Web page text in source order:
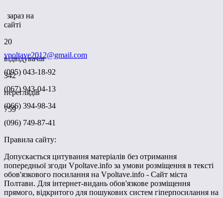
зараз на
сайті
20
відвідувачів
342
переглядів
759
vpoltave2012@gmail.com
(095) 043-18-92
(067) 943-04-13
(066) 394-98-34
(096) 749-87-41
Правила сайту:
Допускається цитування матеріалів без отримання
попередньої згоди Vpoltave.info за умови розміщення в тексті
обов'язкового посилання на Vpoltave.info - Сайт міста
Полтави. Для інтернет-видань обов'язкове розміщення
прямого, відкритого для пошукових систем гіперпосилання на